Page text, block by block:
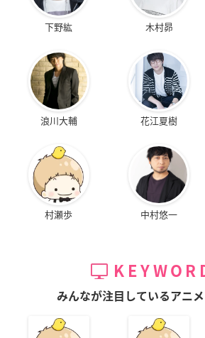
下野紘 木村昴
浪川大輔 花江夏樹
村瀬歩 中村悠一
みんなが注目しているアニ